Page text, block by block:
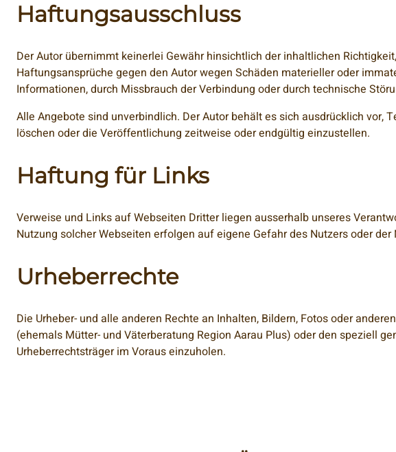
Haftungsausschluss
Der Autor übernimmt keinerlei Gewähr hinsichtlich der inhaltlichen
Haftungsansprüche gegen den Autor wegen Schäden materieller oder
Informationen, durch Missbrauch der Verbindung oder durch technische
Alle Angebote sind unverbindlich. Der Autor behält es sich ausdrücklich vor,
löschen oder die Veröffentlichung zeitweise oder endgültig einzustellen.
Haftung für Links
Verweise und Links auf Webseiten Dritter liegen ausserhalb unseres
Nutzung solcher Webseiten erfolgen auf eigene Gefahr des Nutzers oder der
Urheberrechte
Die Urheber- und alle anderen Rechte an Inhalten, Bildern, Fotos oder
(ehemals Mütter- und Väterberatung Region Aarau Plus) oder den speziell
Urheberrechtsträger im Voraus einzuholen.